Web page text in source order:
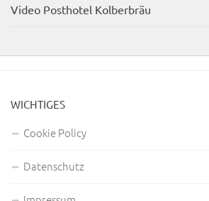
Video Posthotel Kolberbräu
WICHTIGES
Cookie Policy
Datenschutz